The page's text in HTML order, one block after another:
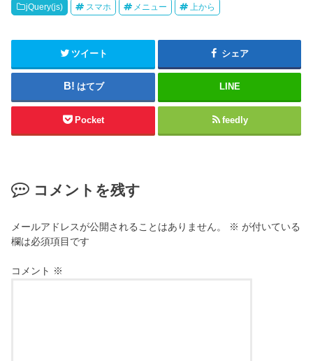
jQuery(js) スマホ メニュー 上から
ツイート シェア
はてブ LINE
Pocket feedly
コメントを残す
メールアドレスが公開されることはありません。 ※ が付いている
欄は必須項目です
コメント ※